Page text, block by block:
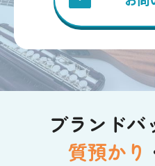
ブランドバ
質預かり